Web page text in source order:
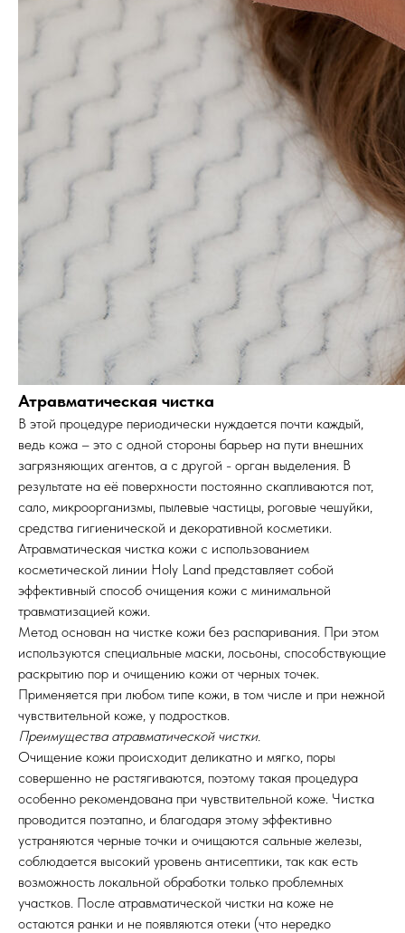
Атравматическая чистка
В этой процедуре периодически нуждается почти каждый,
ведь кожа – это с одной стороны барьер на пути внешних
загрязняющих агентов, а с другой - орган выделения. В
результате на её поверхности постоянно скапливаются пот,
сало, микроорганизмы, пылевые частицы, роговые чешуйки,
средства гигиенической и декоративной косметики.
Атравматическая чистка кожи с использованием
косметической линии Holy Land представляет собой
эффективный способ очищения кожи с минимальной
травматизацией кожи.
Метод основан на чистке кожи без распаривания. При этом
используются специальные маски, лосьоны, способствующие
раскрытию пор и очищению кожи от черных точек.
Применяется при любом типе кожи, в том числе и при нежной
чувствительной коже, у подростков.
Преимущества атравматической чистки.
Очищение кожи происходит деликатно и мягко, поры
совершенно не растягиваются, поэтому такая процедура
особенно рекомендована при чувствительной коже. Чистка
проводится поэтапно, и благодаря этому эффективно
устраняются черные точки и очищаются сальные железы,
соблюдается высокий уровень антисептики, так как есть
возможность локальной обработки только проблемных
участков. После атравматической чистки на коже не
остаются ранки и не появляются отеки (что нередко